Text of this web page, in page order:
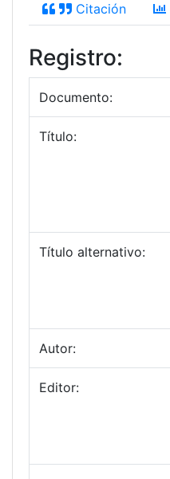
Citación
Registro:
Documento:
Título:
Título alternativo:
Autor:
Editor: